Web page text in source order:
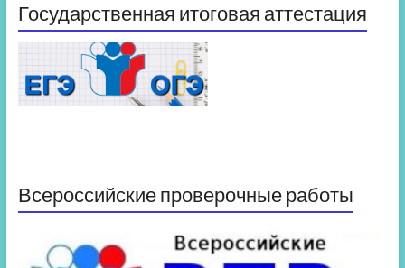
Государственная итоговая аттестация
Всероссийские проверочные работы